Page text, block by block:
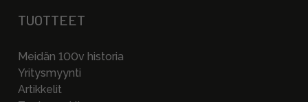
TUOTTEET
Meidän 100v historia
Yritysmyynti
Artikkelit